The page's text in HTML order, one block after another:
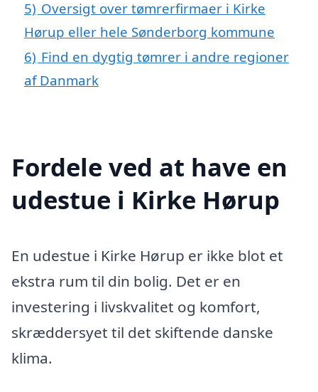
5) Oversigt over tømrerfirmaer i Kirke
Hørup eller hele Sønderborg kommune
6) Find en dygtig tømrer i andre regioner
af Danmark
Fordele ved at have en
udestue i Kirke Hørup
En udestue i Kirke Hørup er ikke blot et
ekstra rum til din bolig. Det er en
investering i livskvalitet og komfort,
skræddersyet til det skiftende danske
klima.